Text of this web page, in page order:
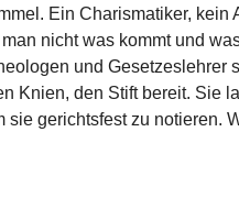
Ein Charismatiker, kein
nicht was kommt und
und Gesetzeslehrer
Knien, den Stift bereit. Sie
sie gerichtsfest zu notieren.